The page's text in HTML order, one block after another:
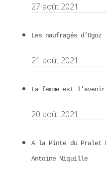
27 août 2021
Les naufragés d’Ogoz
21 août 2021
La femme est l’avenir
20 août 2021
A la Pinte du Pralet
Antoine Niquille